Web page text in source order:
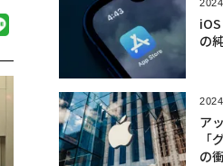
の
ア
「
の